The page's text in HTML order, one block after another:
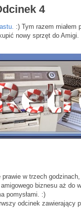
4
:) Tym razem miałem
nowy sprzęt do Amigi.
prawie w trzech
biznesu aż do
pomysłami. :)
odcinek zawierający